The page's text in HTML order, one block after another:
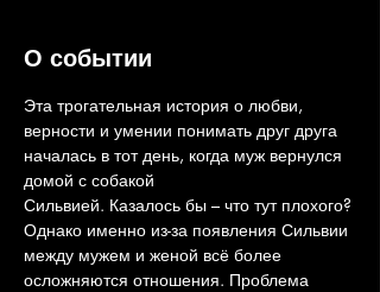
О событии
Эта трогательная история о любви,
верности и умении понимать друг друга
началась в тот день, когда муж вернулся
домой с собакой
Сильвией. Казалось бы – что тут плохого?
Однако именно из-за появления Сильвии
между мужем и женой всё более
осложняются отношения. Проблема